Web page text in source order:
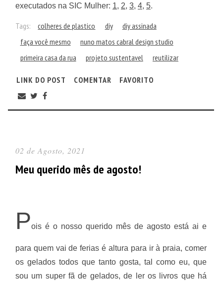
executados na SIC Mulher: 1, 2, 3, 4, 5.
Tags: colheres de plastico diy
diy assinada
faça você mesmo
nuno matos cabral design studio
primeira casa da rua
projeto sustentavel reutilizar
LINK DO POST COMENTAR FAVORITO
02 de Agosto, 2021
Meu querido mês de agosto!
Pois é o nosso querido mês de agosto está ai e
para quem vai de ferias é altura para ir à praia, comer
os gelados todos que tanto gosta, tal como eu, que
sou um super fã de gelados, de ler os livros que há